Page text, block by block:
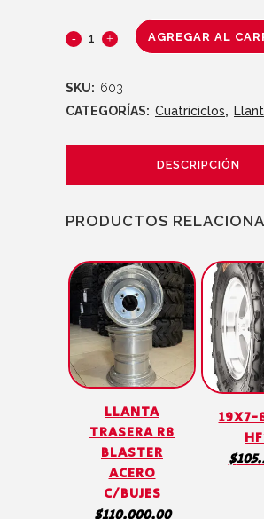
AGREGAR AL
SKU: 603
CATEGORÍAS: Cuatriciclos,
DESCRIPCIÓN
PRODUCTOS
LLANTA
TRASERA R8
BLASTER
ACERO
C/BUJES
$110.000,00
19X7-
$